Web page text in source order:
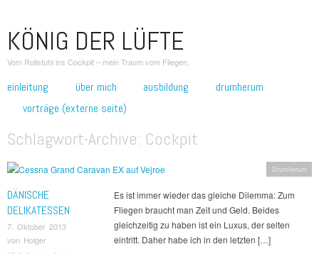
KÖNIG DER LÜFTE
Vom Rollstuhl ins Cockpit – mein Traum vom Fliegen.
Hauptmenü
zum inhalt springen
einleitung über mich ausbildung
drumherum
vorträge (externe seite)
Schlagwort-Archive: Cockpit
DÄNISCHE
DELIKATESSEN
7. Oktober 2013
von Holger
Es ist immer wieder das gleiche Dilemma: Zum
Fliegen braucht man Zeit und Geld. Beides
gleichzeitig zu haben ist ein Luxus, der selten
eintritt. Daher habe ich in den letzten […]
Drumherum